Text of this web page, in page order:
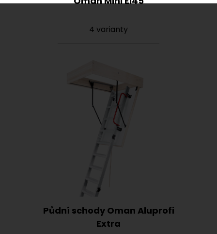
4 varianty
Půdní schody Oman Aluprofi
Extra